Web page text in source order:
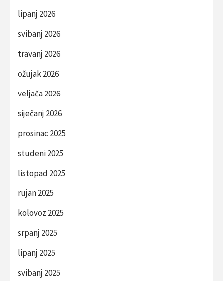
lipanj 2026
svibanj 2026
travanj 2026
ožujak 2026
veljača 2026
siječanj 2026
prosinac 2025
studeni 2025
listopad 2025
rujan 2025
kolovoz 2025
srpanj 2025
lipanj 2025
svibanj 2025